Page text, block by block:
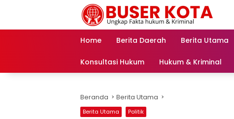
Home Berita Daerah Berita Utama
Konsultasi Hukum Hukum & Kriminal
Beranda Berita Utama
Berita Utama Politik